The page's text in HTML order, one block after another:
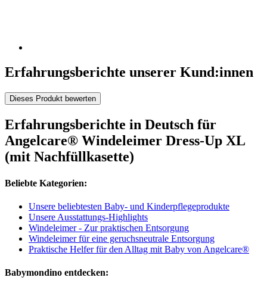
Erfahrungsberichte unserer Kund:innen
Dieses Produkt bewerten
Erfahrungsberichte in Deutsch für
Angelcare® Windeleimer Dress-Up XL
(mit Nachfüllkasette)
Beliebte Kategorien:
Unsere beliebtesten Baby- und Kinderpflegeprodukte
Unsere Ausstattungs-Highlights
Windeleimer - Zur praktischen Entsorgung
Windeleimer für eine geruchsneutrale Entsorgung
Praktische Helfer für den Alltag mit Baby von Angelcare®
Babymondino entdecken: